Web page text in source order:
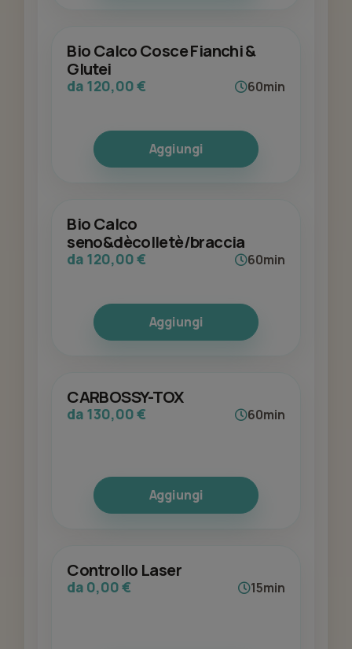
Bio Calco Cosce Fianchi &
Glutei
da 120,00 € 60min
Aggiungi
Bio Calco
seno&dècolletè/braccia
da 120,00 € 60min
Aggiungi
CARBOSSY-TOX
da 130,00 € 60min
Aggiungi
Controllo Laser
da 0,00 € 15min